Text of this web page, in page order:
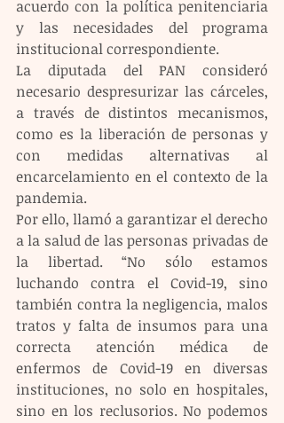
acuerdo con la política penitenciaria
y las necesidades del programa
institucional correspondiente.
La diputada del PAN consideró
necesario despresurizar las cárceles,
a través de distintos mecanismos,
como es la liberación de personas y
con medidas alternativas al
encarcelamiento en el contexto de la
pandemia.
Por ello, llamó a garantizar el derecho
a la salud de las personas privadas de
la libertad. “No sólo estamos
luchando contra el Covid-19, sino
también contra la negligencia, malos
tratos y falta de insumos para una
correcta atención médica de
enfermos de Covid-19 en diversas
instituciones, no solo en hospitales,
sino en los reclusorios. No podemos